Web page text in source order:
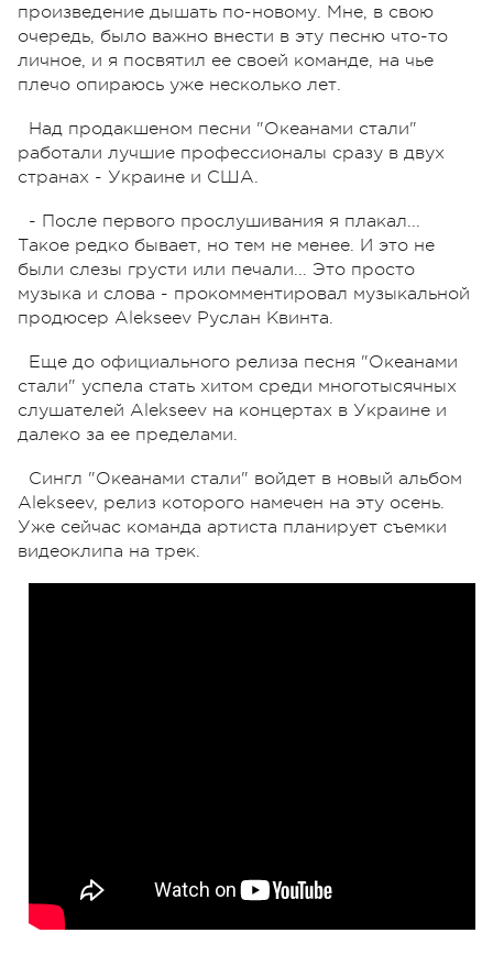
произведение дышать по-новому. Мне, в свою
очередь, было важно внести в эту песню что-то
личное, и я посвятил ее своей команде, на чье
плечо опираюсь уже несколько лет.
Над продакшеном песни "Океанами стали"
работали лучшие профессионалы сразу в двух
странах - Украине и США.
- После первого прослушивания я плакал...
Такое редко бывает, но тем не менее. И это не
были слезы грусти или печали... Это просто
музыка и слова - прокомментировал музыкальной
продюсер Alekseev Руслан Квинта.
Еще до официального релиза песня "Океанами
стали" успела стать хитом среди многотысячных
слушателей Alekseev на концертах в Украине и
далеко за ее пределами.
Сингл "Океанами стали" войдет в новый альбом
Alekseev, релиз которого намечен на эту осень.
Уже сейчас команда артиста планирует съемки
видеоклипа на трек.